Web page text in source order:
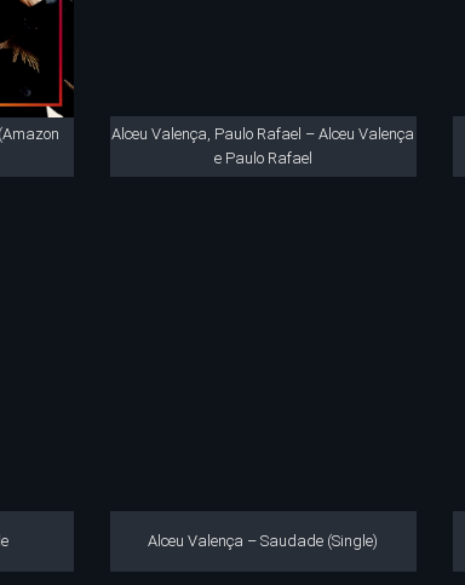
Alceu Valença, Paulo Rafael – Alceu Valença
e Paulo Rafael
Alceu Valença – Saudade (Single)